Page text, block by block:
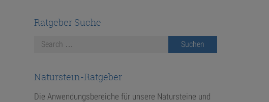
Ratgeber Suche
Naturstein-Ratgeber
Die Anwendungsbereiche für unsere Natursteine und